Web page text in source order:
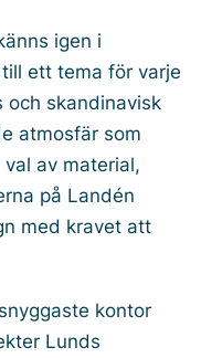
igen i
ett tema för varje
och skandinavisk
atmosfär som
av material,
på Landén
med kravet att
kontor
Lunds